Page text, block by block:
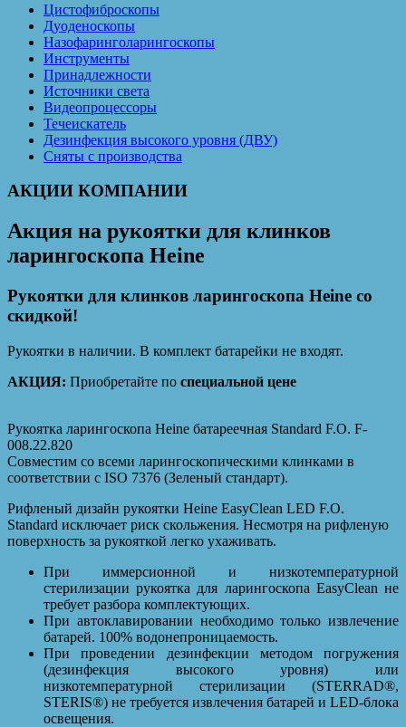
Цистофиброскопы
Дуоденоскопы
Назофаринголарингоскопы
Инструменты
Принадлежности
Источники света
Видеопроцессоры
Течеискатель
Дезинфекция высокого уровня (ДВУ)
Сняты с производства
АКЦИИ КОМПАНИИ
Акция на рукоятки для клинков
ларингоскопа Heine
Рукоятки для клинков ларингоскопа Heine со
скидкой!
Рукоятки в наличии. В комплект батарейки не входят.
АКЦИЯ: Приобретайте по специальной цене
Рукоятка ларингоскопа Heine батареечная Standard F.O. F-
008.22.820
Совместим со всеми ларингоскопическими клинками в
соответствии с ISO 7376 (Зеленый стандарт).
Рифленый дизайн рукоятки Heine EasyClean LED F.O.
Standard исключает риск скольжения. Несмотря на рифленую
поверхность за рукояткой легко ухаживать.
При иммерсионной и низкотемпературной
стерилизации рукоятка для ларингоскопа EasyClean не
требует разбора комплектующих.
При автоклавировании необходимо только извлечение
батарей. 100% водонепроницаемость.
При проведении дезинфекции методом погружения
(дезинфекция высокого уровня) или
низкотемпературной стерилизации (STERRAD®,
STERIS®) не требуется извлечения батарей и LED-блока
освещения.